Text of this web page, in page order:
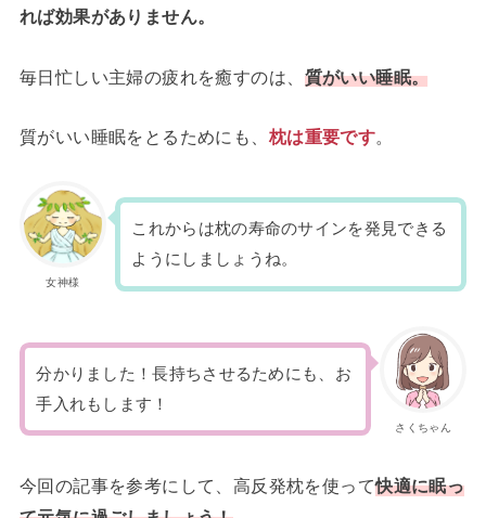
れば効果がありません。
毎日忙しい主婦の疲れを癒すのは、 質がいい睡眠。
質がいい睡眠をとるためにも、 枕は重要です。
女神様
これからは枕の寿命のサインを発見できる
ようにしましょうね。
さくちゃん
分かりました！長持ちさせるためにも、お
手入れもします！
今回の記事を参考にして、高反発枕を使って快適に眠っ